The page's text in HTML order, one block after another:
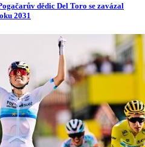
dědic Del Toro se zavázal
2031